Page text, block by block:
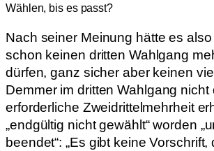
Wählen, bis es passt?
Nach seiner Meinung hätte es
schon keinen dritten Wahlgang
dürfen, ganz sicher aber keinen
Demmer im dritten Wahlgang nicht
erforderliche Zweidrittelmehrheit
„endgültig nicht gewählt“ worden
beendet“: „Es gibt keine Vorschrift,